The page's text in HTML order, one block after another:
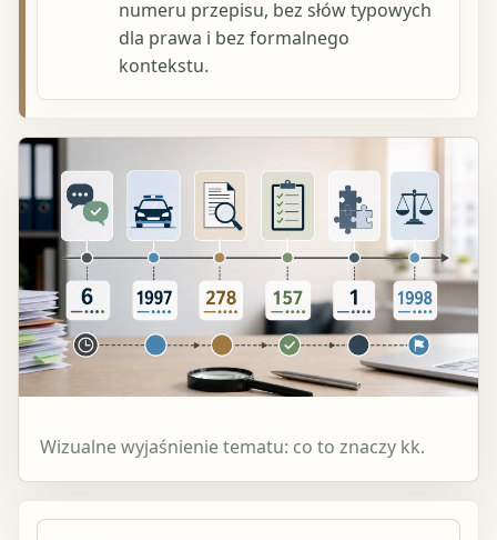
numeru przepisu, bez słów typowych
dla prawa i bez formalnego
kontekstu.
Wizualne wyjaśnienie tematu: co to znaczy kk.